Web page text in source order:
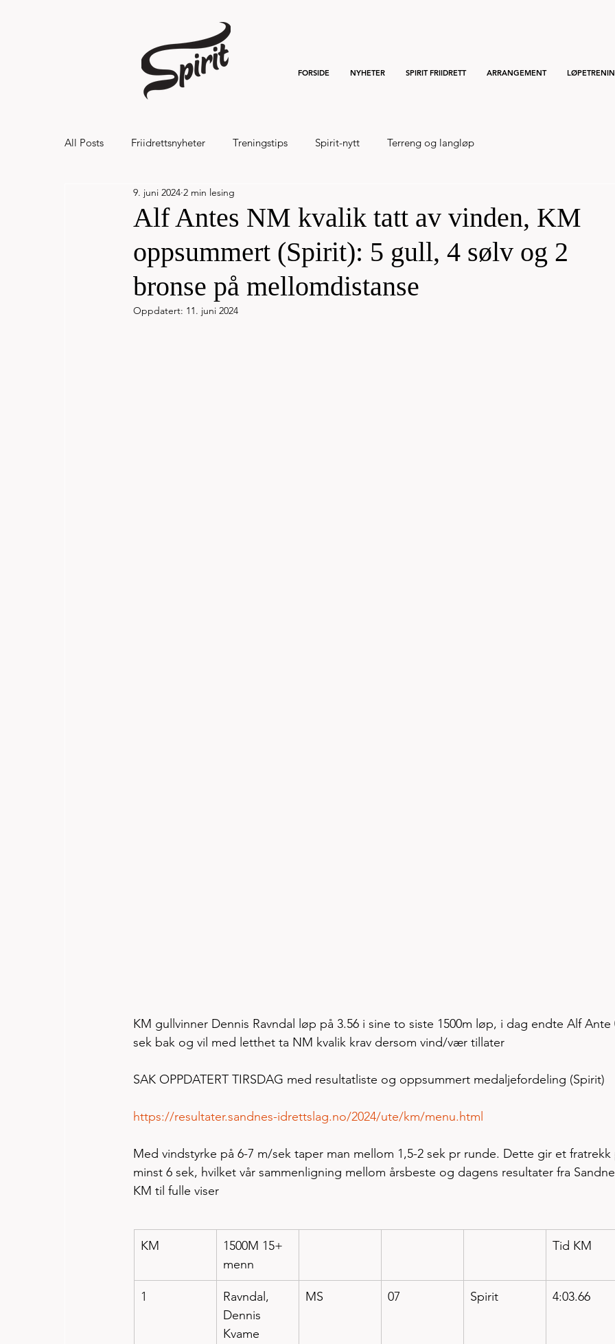
FORSIDE NYHETER SPIRIT FRIIDRETT ARRANGEMENT
All Posts Friidrettsnyheter Treningstips Spirit-nytt Terreng og langløp
Hålandsvannet halvmaraton og 7km 20
Alf Antes NM kvalik tatt av vinden, KM
oppsummert (Spirit): 5 gull, 4 sølv og 2
bronse på mellomdistanse
9. juni 2024 2 min lesing
Oppdatert: 11. juni 2024
KM gullvinner Dennis Ravndal løp på 3.56 i sine to siste 1500m løp, i dag endte Alf Ante
sek bak og vil med letthet ta NM kvalik krav dersom vind/vær tillater
SAK OPPDATERT TIRSDAG med resultatliste og oppsummert medaljefordeling (Spirit)
https://resultater.sandnes-idrettslag.no/2024/ute/km/menu.html
Med vindstyrke på 6-7 m/sek taper man mellom 1,5-2 sek pr runde. Dette gir et fratrekk
minst 6 sek, hvilket vår sammenligning mellom årsbeste og dagens resultater fra
KM til fulle viser
KM
1500M 15+
menn
Tid KM
1
Ravndal,
Dennis
Kvame
MS 07 Spirit 4:03.66